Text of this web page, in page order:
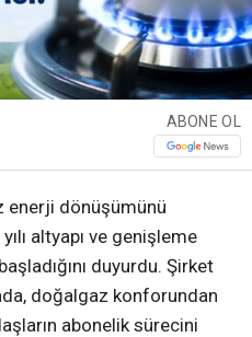
ABONE OL
enerji dönüşümünü
altyapı ve genişleme
duyurdu. Şirket
doğalgaz konforundan
abonelik sürecini